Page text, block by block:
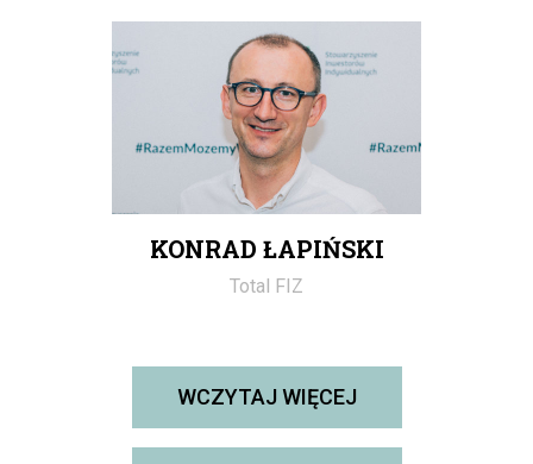
KONRAD ŁAPIŃSKI
Total FIZ
WCZYTAJ WIĘCEJ